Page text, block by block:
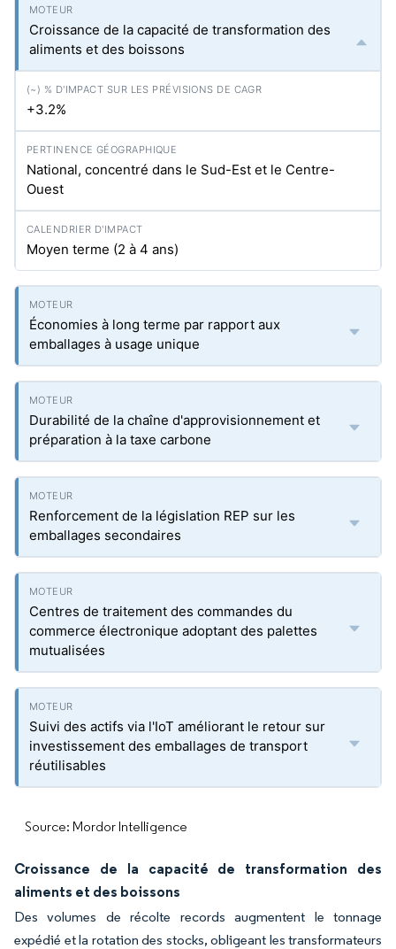
Croissance de la capacité de transformation des
aliments et des boissons
+3.2%
National, concentré dans le Sud-Est et le Centre-
Ouest
Moyen terme (2 à 4 ans)
Économies à long terme par rapport aux
emballages à usage unique
Durabilité de la chaîne d'approvisionnement et
préparation à la taxe carbone
Renforcement de la législation REP sur les
emballages secondaires
Centres de traitement des commandes du
commerce électronique adoptant des palettes
mutualisées
Suivi des actifs via l'IoT améliorant le retour sur
investissement des emballages de transport
réutilisables
Source: Mordor Intelligence
Croissance de la capacité de transformation des
aliments et des boissons
Des volumes de récolte records augmentent le tonnage
expédié et la rotation des stocks, obligeant les transformateurs